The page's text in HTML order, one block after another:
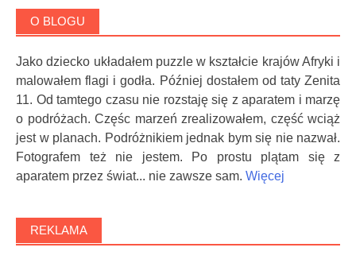
O BLOGU
Jako dziecko układałem puzzle w kształcie krajów Afryki i
malowałem flagi i godła. Później dostałem od taty Zenita
11. Od tamtego czasu nie rozstaję się z aparatem i marzę
o podróżach. Częśc marzeń zrealizowałem, część wciąż
jest w planach. Podróżnikiem jednak bym się nie nazwał.
Fotografem też nie jestem. Po prostu plątam się z
aparatem przez świat... nie zawsze sam. Więcej
REKLAMA